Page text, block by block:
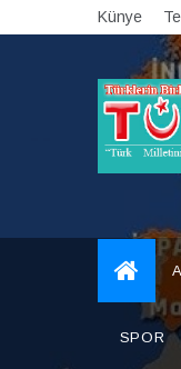
to
Künye
SPOR